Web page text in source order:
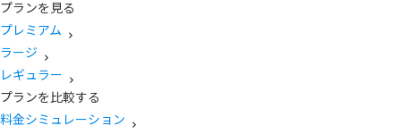
プランを見る
プレミアム
ラージ
レギュラー
プランを比較する
料金シミュレーション